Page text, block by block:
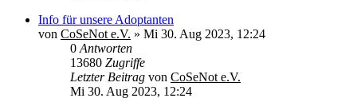
Info für unsere Adoptanten
von CoSeNot e.V. » Mi 30. Aug 2023, 12:24
0 Antworten
13680 Zugriffe
Letzter Beitrag von CoSeNot e.V.
Mi 30. Aug 2023, 12:24